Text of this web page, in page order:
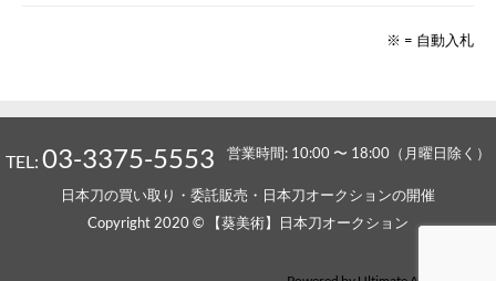
※ = 自動入札
TEL:03-3375-5553 営業時間: 10:00 〜 18:00（月曜日除く）
日本刀の買い取り・委託販売・日本刀オークションの開催
Copyright 2020 © 【葵美術】日本刀オークション